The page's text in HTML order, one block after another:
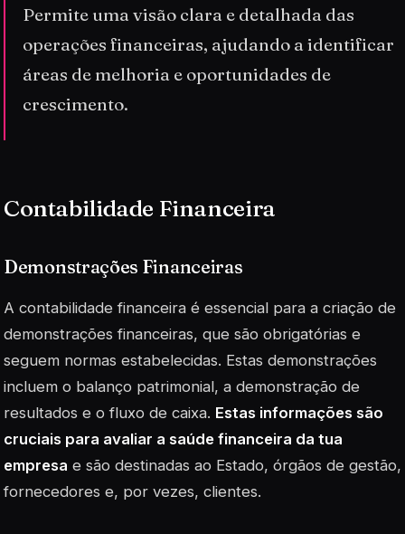
Permite uma visão clara e detalhada das
operações financeiras, ajudando a identificar
áreas de melhoria e oportunidades de
crescimento.
Contabilidade Financeira
Demonstrações Financeiras
A contabilidade financeira é essencial para a criação de
demonstrações financeiras, que são obrigatórias e
seguem normas estabelecidas. Estas demonstrações
incluem o balanço patrimonial, a demonstração de
resultados e o fluxo de caixa. Estas informações são
cruciais para avaliar a saúde financeira da tua
empresa e são destinadas ao Estado, órgãos de gestão,
fornecedores e, por vezes, clientes.